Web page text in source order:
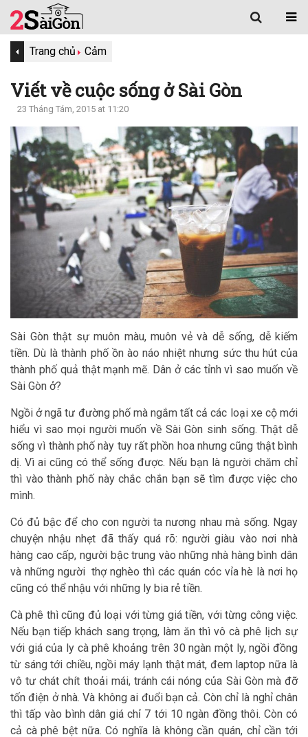
Trang chủ Cảm
Viết về cuộc sống ở Sài Gòn
23 Tháng Tám, 2015 at 11:20
Sài Gòn thật sự muôn màu, muôn vẻ và dễ sống, dễ kiếm
tiền. Dù là thành phố ồn ào náo nhiệt nhưng sức thu hút của
thành phố quả thật mạnh mẽ. Dân ở các tỉnh vì sao muốn về
Sài Gòn ở?
Ngồi ở ngã tư đường phố mà ngắm tất cả các loại xe cộ mới
hiểu vì sao mọi người muốn về Sài Gòn sinh sống. Thật dễ
sống vì thành phố này tuy rất phồn hoa nhưng cũng thật bình
dị. Vì ai cũng có thể sống được. Nếu bạn là người chăm chỉ
thì vào thành phố này chắc chắn bạn sẽ tìm được việc cho
mình.
Có đủ bậc để cho con người ta nương nhau mà sống. Ngay
chuyện nhậu nhẹt đã thấy quá rõ: người giàu vào nơi nhà
hàng cao cấp, người bậc trung vào những nhà hàng bình dân
và những người thợ nghèo thì các quán cóc vỉa hè là nơi họ
cũng có thể nhậu với những ly bia rẻ tiền.
Cà phê thì cũng đủ loại với từng giá tiền, với từng công việc.
Nếu bạn tiếp khách sang trọng, làm ăn thì vô cà phê lịch sự
với giá của ly cà phê khoảng trên 30 ngàn một ly, ngồi đồng
từ sáng tới chiều, ngồi máy lạnh thật mát, đem laptop nữa là
vô tư chát chít thoải mái, tránh cái nóng của Sài Gòn mà đỡ
tốn điện ở nhà. Và không ai đuổi bạn cả. Còn chỉ là nghỉ chân
thì tấp vào bình dân giá chỉ 7 tới 10 ngàn đồng thôi. Còn có
cả cà phê bệt nữa. Có nghĩa là không cần quán, chỉ cần tới